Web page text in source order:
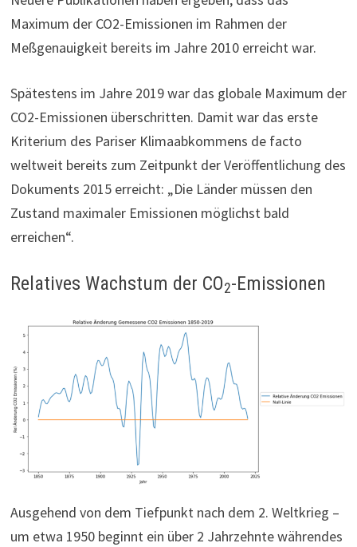
Maximum der CO2-Emissionen im Rahmen der
Meßgenauigkeit bereits im Jahre 2010 erreicht war.
Spätestens im Jahre 2019 war das globale Maximum der
CO2-Emissionen überschritten. Damit war das erste
Kriterium des Pariser Klimaabkommens de facto
weltweit bereits zum Zeitpunkt der Veröffentlichung des
Dokuments 2015 erreicht: „Die Länder müssen den
Zustand maximaler Emissionen möglichst bald
erreichen“.
Relatives Wachstum der CO2-Emissionen
Ausgehend von dem Tiefpunkt nach dem 2. Weltkrieg –
um etwa 1950 beginnt ein über 2 Jahrzehnte währendes